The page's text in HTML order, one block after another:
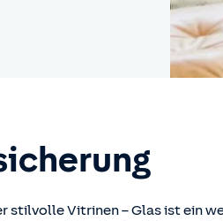
Vitrinen – Glas ist ein